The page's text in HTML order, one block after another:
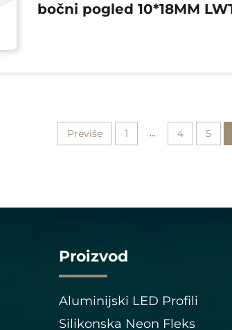
bočni pogled 10*18MM
Previše 1 ... 4 5
Proizvod
Aluminijski LED Profili
Silikonska Neon Fleks